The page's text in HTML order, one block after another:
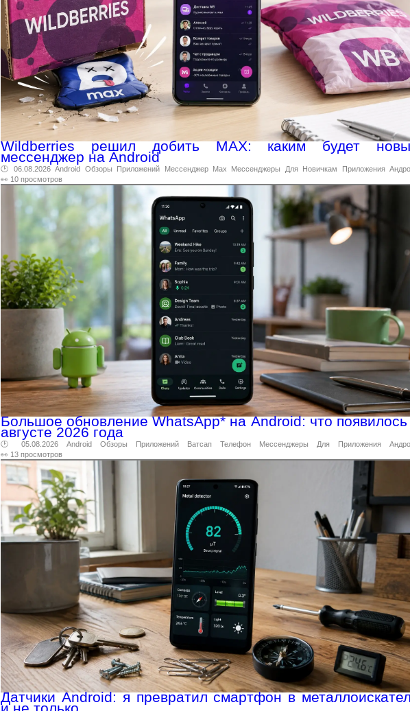
Wildberries решил добить MAX: каким будет
мессенджер на Android
🕑 06.08.2026 Android Обзоры Приложений Мессенджер Max Мессенджеры Для Новичкам Приложения
👀 10 просмотров
Большое обновление WhatsApp* на Android: что появилось
августе 2026 года
🕑 05.08.2026 Android Обзоры Приложений Ватсап Телефон Мессенджеры Для Приложения
👀 13 просмотров
Датчики Android: я превратил смартфон в